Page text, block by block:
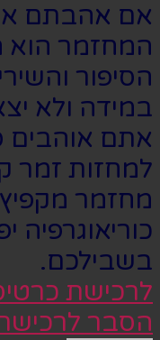
אם אהבתם
המחזמר הוא
הסיפור
במידה ולא
אתם אוהבים
למחזות זמר
מחזמר
כוריאוגרפיה
בשבילכם.
לרכישת
הסבר